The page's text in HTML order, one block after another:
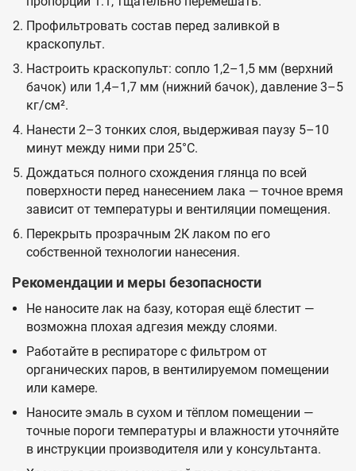
Профильтровать состав перед заливкой в
краскопульт.
Настроить краскопульт: сопло 1,2–1,5 мм (верхний
бачок) или 1,4–1,7 мм (нижний бачок), давление 3–5
кг/см².
Нанести 2–3 тонких слоя, выдерживая паузу 5–10
минут между ними при 25°C.
Дождаться полного схождения глянца по всей
поверхности перед нанесением лака — точное время
зависит от температуры и вентиляции помещения.
Перекрыть прозрачным 2К лаком по его
собственной технологии нанесения.
Рекомендации и меры безопасности
Не наносите лак на базу, которая ещё блестит —
возможна плохая адгезия между слоями.
Работайте в респираторе с фильтром от
органических паров, в вентилируемом помещении
или камере.
Наносите эмаль в сухом и тёплом помещении —
точные пороги температуры и влажности уточняйте
в инструкции производителя или у консультанта.